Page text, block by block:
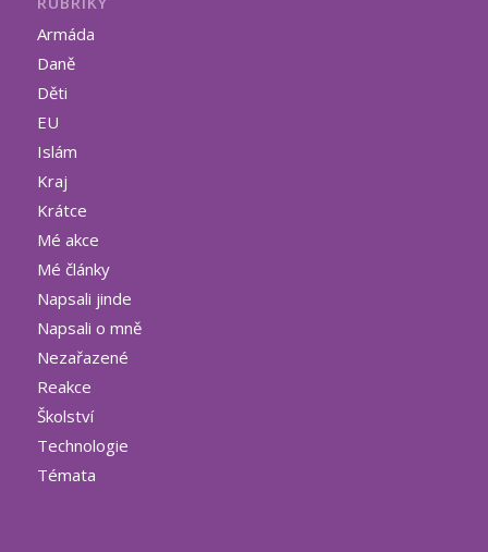
Armáda
Daně
Děti
EU
Islám
Kraj
Krátce
Mé akce
Mé články
Napsali jinde
Napsali o mně
Nezařazené
Reakce
Školství
Technologie
Témata